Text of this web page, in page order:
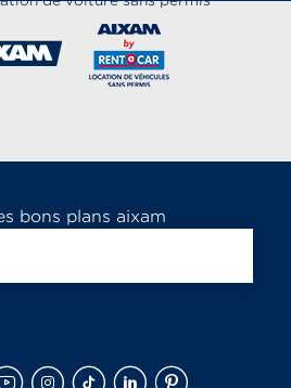
bons plans aixam